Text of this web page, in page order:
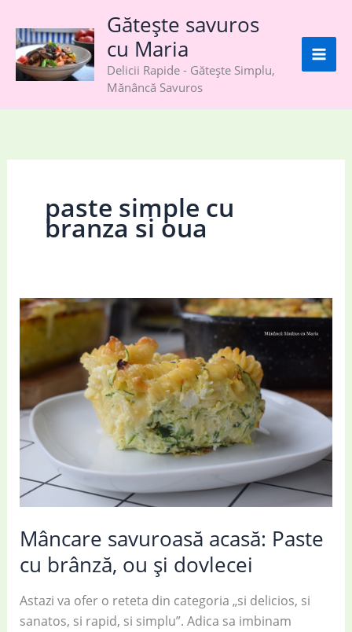
content
Gătește savuros
cu Maria
Delicii Rapide - Gătește Simplu,
Mănâncă Savuros
paste simple cu
branza si oua
Mâncare savuroasă acasă: Paste
cu brânză, ou și dovlecei
Astazi va ofer o reteta din categoria „si delicios, si
sanatos, si rapid, si simplu”. Adica sa imbinam